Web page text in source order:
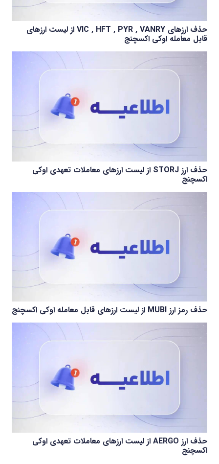
حذف ارزهای VIC , HFT , PYR , VANRY از لیست ارزهای
قابل معامله اوکی اکسچنج
حذف ارز STORJ از لیست ارزهای معاملات تعهدی اوکی
اکسچنج
حذف رمز ارز MUBI از لیست ارزهای قابل معامله اوکی اکسچنج
حذف ارز AERGO از لیست ارزهای معاملات تعهدی اوکی
اکسچنج